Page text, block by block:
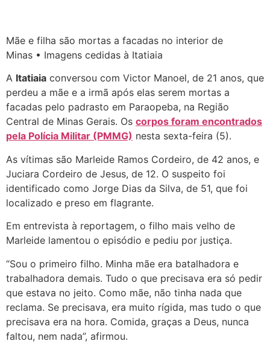
Mãe e filha são mortas a facadas no interior de
Minas • Imagens cedidas à Itatiaia
A Itatiaia conversou com Victor Manoel, de 21 anos, que
perdeu a mãe e a irmã após elas serem mortas a
facadas pelo padrasto em Paraopeba, na Região
Central de Minas Gerais. Os corpos foram encontrados
pela Polícia Militar (PMMG) nesta sexta-feira (5).
As vítimas são Marleide Ramos Cordeiro, de 42 anos, e
Juciara Cordeiro de Jesus, de 12. O suspeito foi
identificado como Jorge Dias da Silva, de 51, que foi
localizado e preso em flagrante.
Em entrevista à reportagem, o filho mais velho de
Marleide lamentou o episódio e pediu por justiça.
“Sou o primeiro filho. Minha mãe era batalhadora e
trabalhadora demais. Tudo o que precisava era só pedir
que estava no jeito. Como mãe, não tinha nada que
reclama. Se precisava, era muito rígida, mas tudo o que
precisava era na hora. Comida, graças a Deus, nunca
faltou, nem nada”, afirmou.